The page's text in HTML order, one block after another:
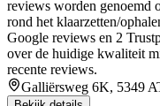
reviews worden genoemd
rond het klaarzetten/
Google reviews en 2
over de huidige kwaliteit
recente reviews.
Galliërsweg 6K, 5349